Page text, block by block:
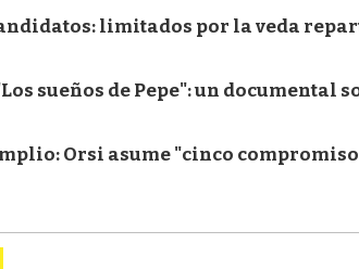
limitados por la veda
sueños de Pepe": un documental
Orsi asume "cinco